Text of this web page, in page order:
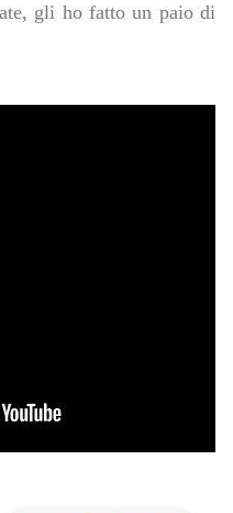
gli ho fatto un paio di